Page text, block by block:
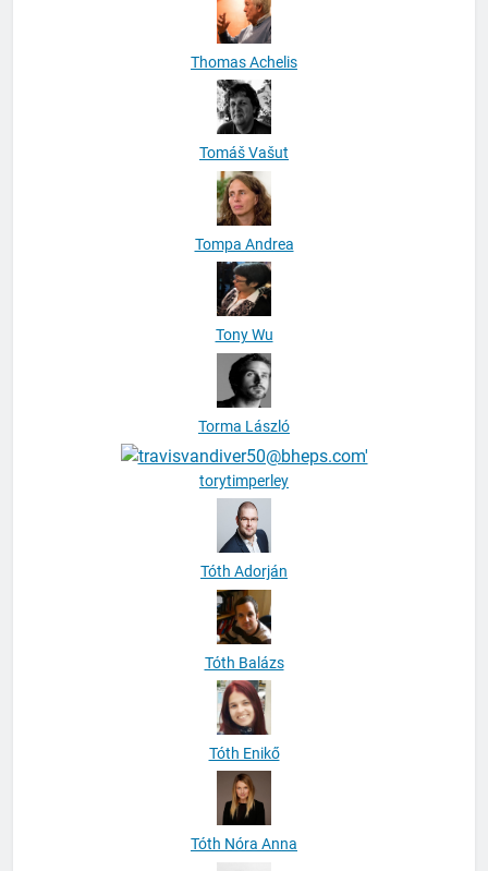
Thomas Achelis
Tomáš Vašut
Tompa Andrea
Tony Wu
Torma László
torytimperley
Tóth Adorján
Tóth Balázs
Tóth Enikő
Tóth Nóra Anna